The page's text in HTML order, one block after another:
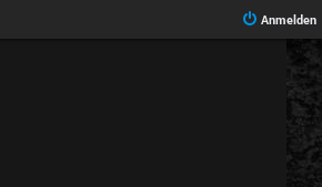
Anmelden